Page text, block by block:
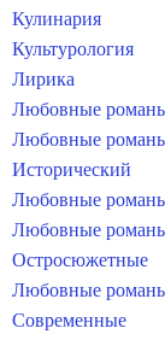
Кулинария
Культурология
Лирика
Любовные
Любовные
Исторический
Любовные
Любовные
Остросюжетные
Любовные
Современные